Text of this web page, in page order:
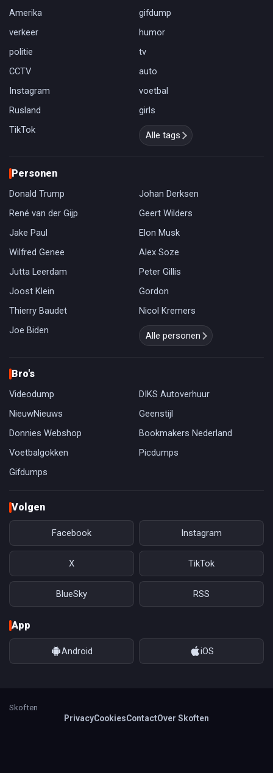
Amerika
gifdump
verkeer
humor
politie
tv
CCTV
auto
Instagram
voetbal
Rusland
girls
TikTok
Alle tags
Personen
Donald Trump
Johan Derksen
René van der Gijp
Geert Wilders
Jake Paul
Elon Musk
Wilfred Genee
Alex Soze
Jutta Leerdam
Peter Gillis
Joost Klein
Gordon
Thierry Baudet
Nicol Kremers
Joe Biden
Alle personen
Bro's
Videodump
DIKS Autoverhuur
NieuwNieuws
Geenstijl
Donnies Webshop
Bookmakers Nederland
Voetbalgokken
Picdumps
Gifdumps
Volgen
Facebook Instagram
X TikTok
BlueSky RSS
App
Android iOS
Skoften
PrivacyCookiesContactOver Skoften